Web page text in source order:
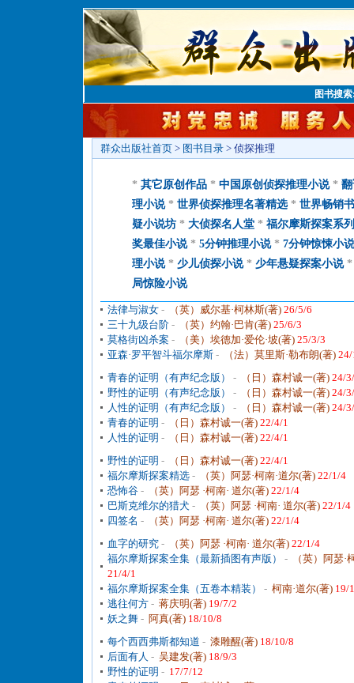
图书搜
群众出版社首页 > 图书目录 > 侦探推理
* 其它原创作品 * 中国原创侦探推理小说*
理小说* 世界侦探推理名著精选* 世界畅销
疑小说坊 * 大侦探名人堂 * 福尔摩斯探案系列
奖最佳小说* 5分钟推理小说* 7分钟惊悚小说
理小说* 少儿侦探小说* 少年悬疑探案小说
局惊险小说
法律与淑女 - （英）威尔基·柯林斯(著) 26/5/6
三十九级台阶 - （英）约翰·巴肯(著) 25/6/3
莫格街凶杀案 - （美）埃德加·爱伦·坡(著) 25/3/3
亚森·罗平智斗福尔摩斯 - （法）莫里斯·勒布朗(著)
青春的证明（有声纪念版）
- （日）森村诚一(著) 24/
野性的证明（有声纪念版）
- （日）森村诚一(著) 24/
人性的证明（有声纪念版）
- （日）森村诚一(著) 24/
青春的证明 - （日）森村诚一(著) 22/4/1
人性的证明 - （日）森村诚一(著) 22/4/1
野性的证明 - （日）森村诚一(著) 22/4/1
福尔摩斯探案精选 - （英）阿瑟·柯南·道尔(著) 22/1/4
恐怖谷 - （英）阿瑟 ·柯南· 道尔(著) 22/1/4
巴斯克维尔的猎犬 - （英）阿瑟 ·柯南· 道尔(著) 22/1/4
四签名 - （英）阿瑟 ·柯南· 道尔(著) 22/1/4
血字的研究 - （英）阿瑟 ·柯南· 道尔(著) 22/1/4
福尔摩斯探案全集（最新插图有声版）
-
（英）阿瑟·
21/4/1
福尔摩斯探案全集（五卷本精装）
- 柯南·道尔(著) 19/
逃往何方 - 蒋庆明(著) 19/7/2
妖之舞 - 阿真(著) 18/10/8
每个西西弗斯都知道 - 漆雕醒(著) 18/10/8
后面有人 - 吴建发(著) 18/9/3
野性的证明 - 17/7/12